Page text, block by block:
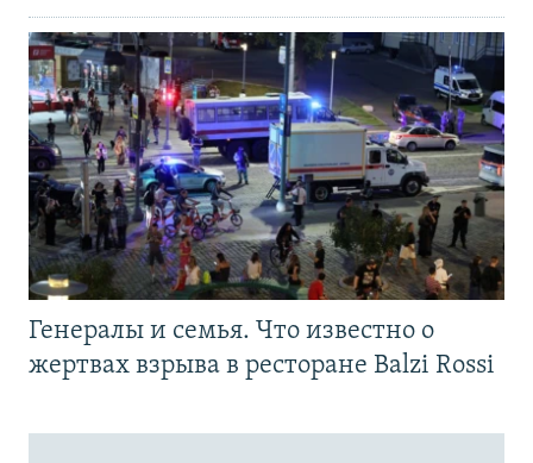
Генералы и семья. Что известно о
жертвах взрыва в ресторане Balzi Rossi